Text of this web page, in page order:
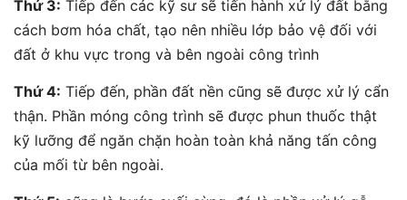
Thứ 3: Tiếp đến các kỹ sư sẽ tiến hành xử lý đất bằng
cách bơm hóa chất, tạo nên nhiều lớp bảo vệ đối với
đất ở khu vực trong và bên ngoài công trình
Thứ 4: Tiếp đến, phần đất nền cũng sẽ được xử lý cẩn
thận. Phần móng công trình sẽ được phun thuốc thật
kỹ lưỡng để ngăn chặn hoàn toàn khả năng tấn công
của mối từ bên ngoài.